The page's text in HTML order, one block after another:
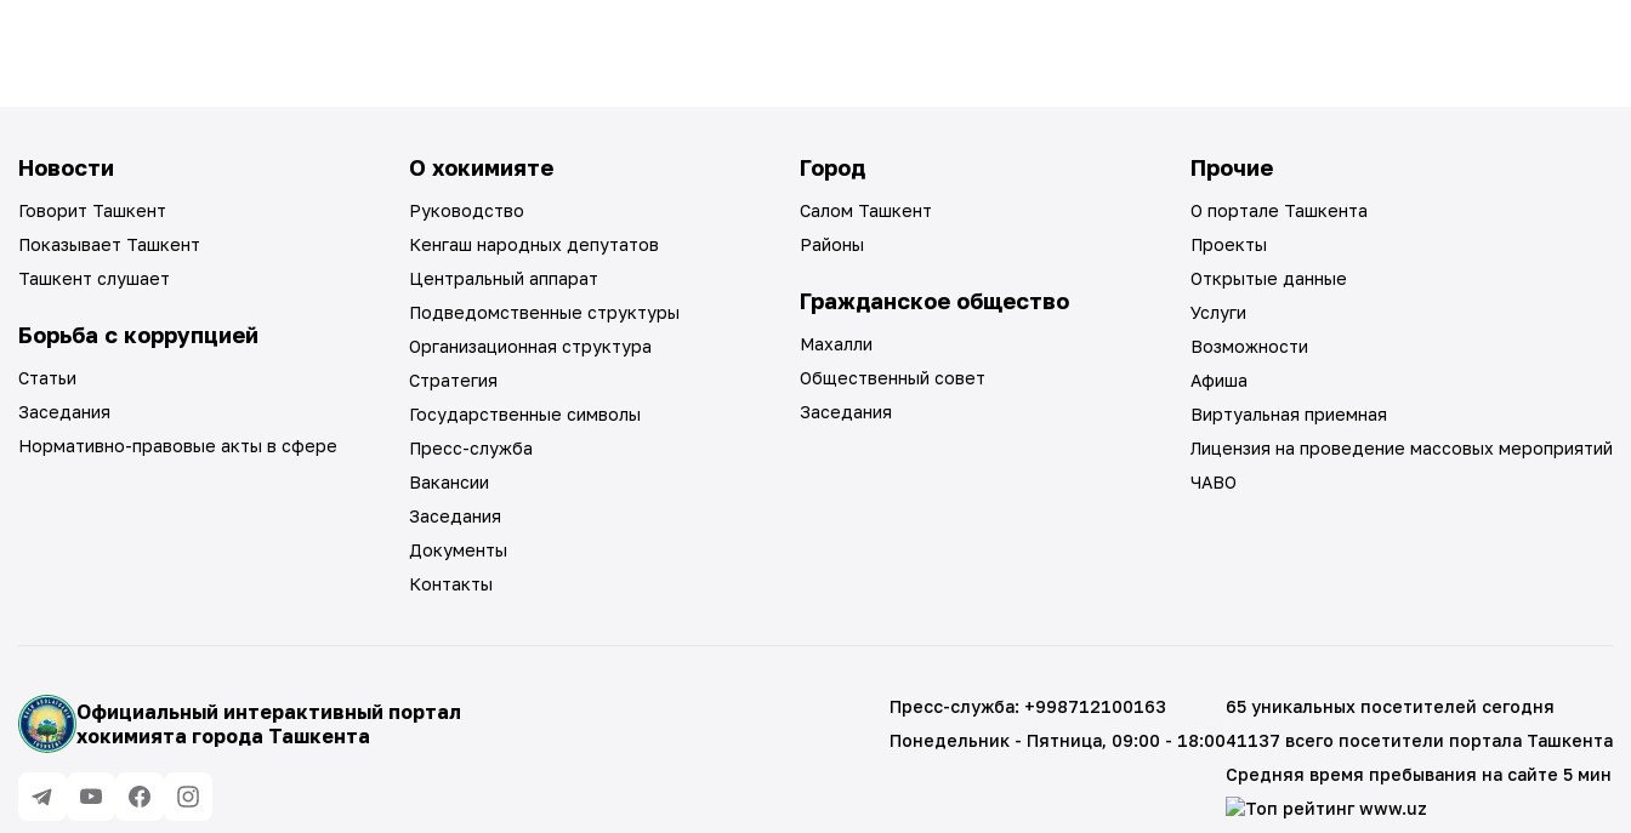
Новости
Говорит Ташкент
Показывает Ташкент
Ташкент слушает
Борьба с коррупцией
Статьи
Заседания
Нормативно-правовые акты в сфере
О хокимияте
Руководство
Кенгаш народных депутатов
Центральный аппарат
Подведомственные структуры
Организационная структура
Стратегия
Государственные символы
Пресс-служба
Вакансии
Заседания
Документы
Контакты
Город
Салом Ташкент
Районы
Гражданское общество
Махалли
Общественный совет
Заседания
Прочие
О портале Ташкента
Проекты
Открытые данные
Услуги
Возможности
Афиша
Виртуальная приемная
Лицензия на проведение массовых мероприятий
ЧАВО
Официальный интерактивный портал
хокимията города Ташкента
Пресс-служба: +998712100163
Понедельник - Пятница, 09:00 - 18:00
65 уникальных посетителей сегодня
41137 всего посетители портала Ташкента
Средняя время пребывания на сайте 5 мин